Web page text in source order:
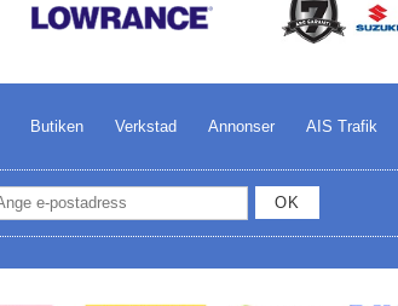
Butiken Verkstad Annonser AIS Trafik
OK